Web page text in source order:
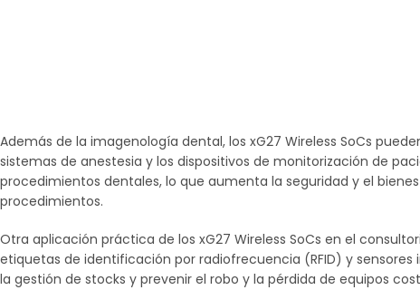
Además de la imagenología dental, los xG27 Wireless SoCs
sistemas de anestesia y los dispositivos de monitorización de
procedimientos dentales, lo que aumenta la seguridad y el
procedimientos.
Otra aplicación práctica de los xG27 Wireless SoCs en el
etiquetas de identificación por radiofrecuencia (RFID) y
la gestión de stocks y prevenir el robo y la pérdida de equipos